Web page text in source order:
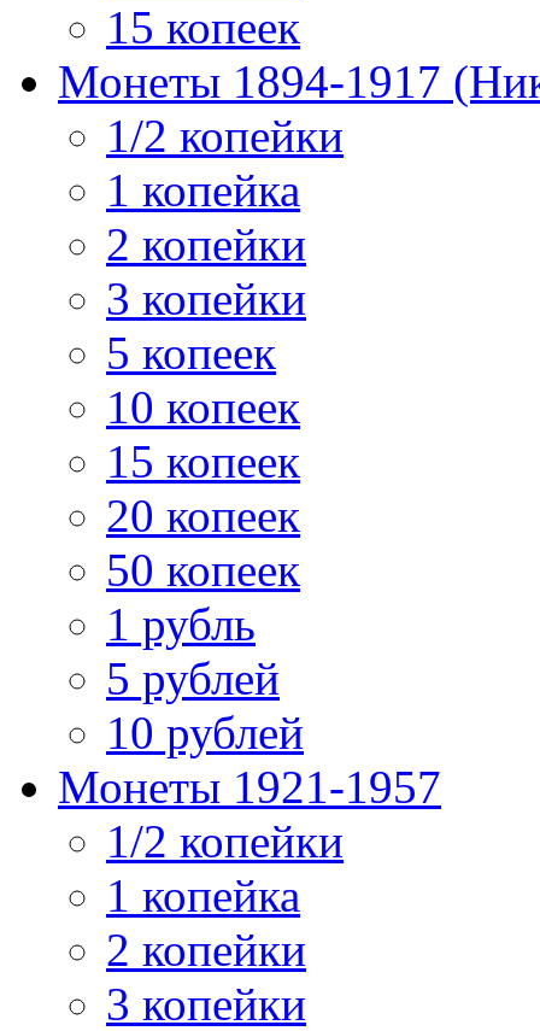
15 копеек
Монеты 1894-1917
1/2 копейки
1 копейка
2 копейки
3 копейки
5 копеек
10 копеек
15 копеек
20 копеек
50 копеек
1 рубль
5 рублей
10 рублей
Монеты 1921-1957
1/2 копейки
1 копейка
2 копейки
3 копейки